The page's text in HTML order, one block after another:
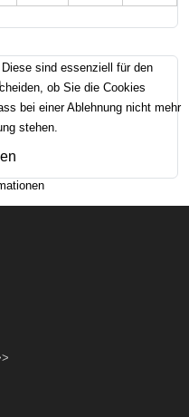
sind essenziell für den
ob Sie die Cookies
bei einer Ablehnung nicht mehr
stehen.